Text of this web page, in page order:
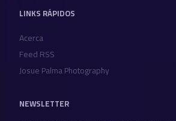
LINKS RÁPIDOS
Acerca
Feed RSS
Josue Palma Photography
NEWSLETTER